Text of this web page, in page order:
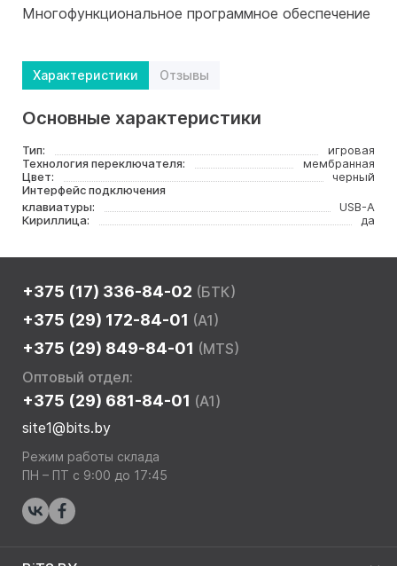
Многофункциональное программное обеспечение
Характеристики Отзывы
Основные характеристики
Тип:
игровая
Технология переключателя:
мембранная
Цвет:
черный
Интерфейс подключения
клавиатуры:
USB-A
Кириллица:
да
+375 (17) 336-84-02 (БТК)
+375 (29) 172-84-01 (A1)
+375 (29) 849-84-01 (MTS)
Оптовый отдел:
+375 (29) 681-84-01 (A1)
site1@bits.by
Режим работы склада
ПН – ПТ с 9:00 до 17:45